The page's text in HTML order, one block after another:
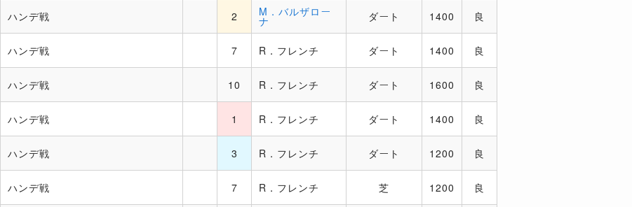
ハンデ戦 2 M．バルザロー
ナ ダート 1400 良
ハンデ戦 7 R．フレンチ ダート 1400 良
ハンデ戦 10 R．フレンチ ダート 1600 良
ハンデ戦 1 R．フレンチ ダート 1400 良
ハンデ戦 3 R．フレンチ ダート 1200 良
ハンデ戦 7 R．フレンチ 芝 1200 良